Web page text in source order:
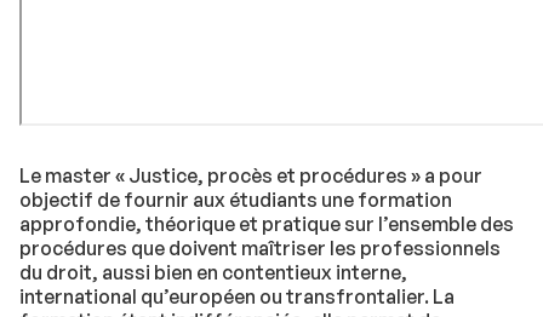
Le master « Justice, procès et procédures » a pour
objectif de fournir aux étudiants une formation
approfondie, théorique et pratique sur l’ensemble des
procédures que doivent maîtriser les professionnels
du droit, aussi bien en contentieux interne,
international qu’européen ou transfrontalier. La